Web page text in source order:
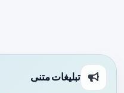
تبلیغات متنی